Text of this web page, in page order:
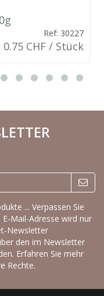
Ref: 30227
0.75 CHF / Stück
... Verpassen Sie
Mail-Adresse wird nur
Newsletter
den im Newsletter
Erfahren Sie mehr
Rechte.